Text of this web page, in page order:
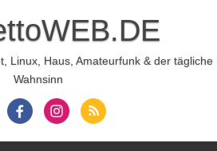
Linux, Haus, Amateurfunk & der tägliche
Wahnsinn